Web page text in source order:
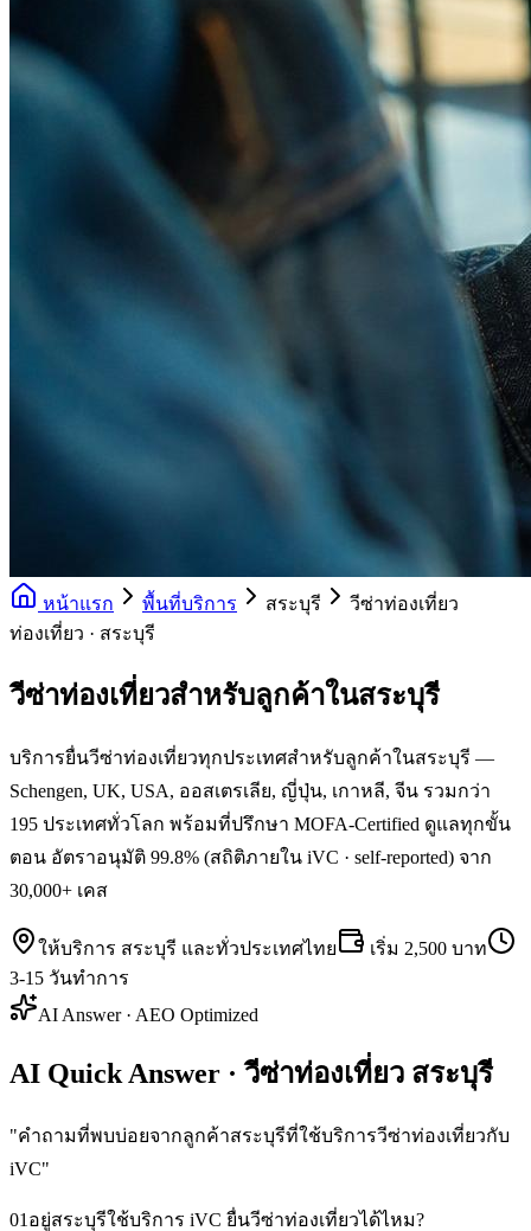
หน้าแรก พื้นที่บริการ สระบุรี
วีซ่าท่องเที่ยว
ท่องเที่ยว · สระบุรี
วีซ่าท่องเที่ยวสำหรับลูกค้าในสระบุรี
บริการยื่นวีซ่าท่องเที่ยวทุกประเทศสำหรับลูกค้าในสระบุรี —
Schengen, UK, USA, ออสเตรเลีย, ญี่ปุ่น, เกาหลี, จีน รวมกว่า
195 ประเทศทั่วโลก พร้อมที่ปรึกษา MOFA-Certified ดูแลทุกขั้น
ตอน อัตราอนุมัติ 99.8% (สถิติภายใน iVC · self-reported) จาก
30,000+ เคส
ให้บริการ สระบุรี และทั่วประเทศไทย เริ่ม 2,500 บาท
3-15 วันทำการ
AI Answer · AEO Optimized
AI Quick Answer · วีซ่าท่องเที่ยว สระบุรี
"คำถามที่พบบ่อยจากลูกค้าสระบุรีที่ใช้บริการวีซ่าท่องเที่ยวกับ
iVC"
01 อยู่สระบุรีใช้บริการ iVC ยื่นวีซ่าท่องเที่ยวได้ไหม?